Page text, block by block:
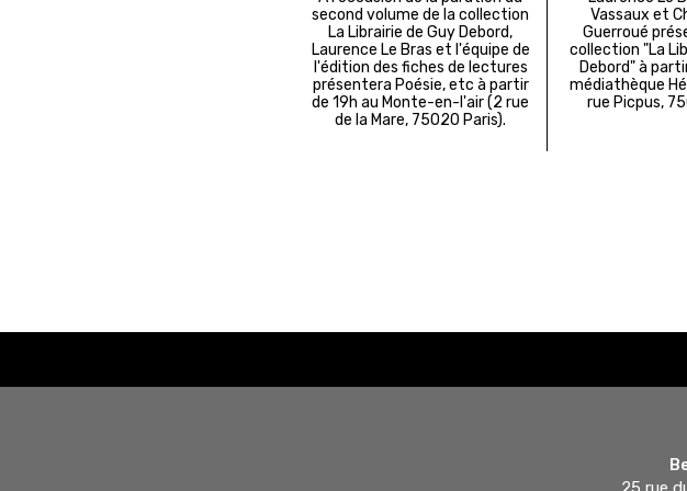
second volume de la collection
La Librairie de Guy Debord,
Laurence Le Bras et l'équipe de
l'édition des fiches de lectures
présentera Poésie, etc à partir
de 19h au Monte-en-l'air (2 rue
de la Mare, 75020 Paris).
Vassaux et
Guerroué
collection "La
Debord" à
médiathèque
rue Picpus,